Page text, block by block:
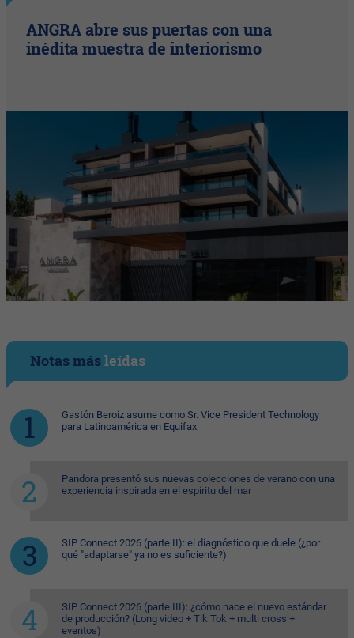
ANGRA abre sus puertas con una
inédita muestra de interiorismo
Notas másleídas
Gastón Beroiz asume como Sr. Vice President Technology
para Latinoamérica en Equifax
Pandora presentó sus nuevas colecciones de verano con una
experiencia inspirada en el espíritu del mar
SIP Connect 2026 (parte II): el diagnóstico que duele (¿por
qué "adaptarse" ya no es suficiente?)
SIP Connect 2026 (parte III): ¿cómo nace el nuevo estándar
de producción? (Long video + Tik Tok + multi cross +
eventos)